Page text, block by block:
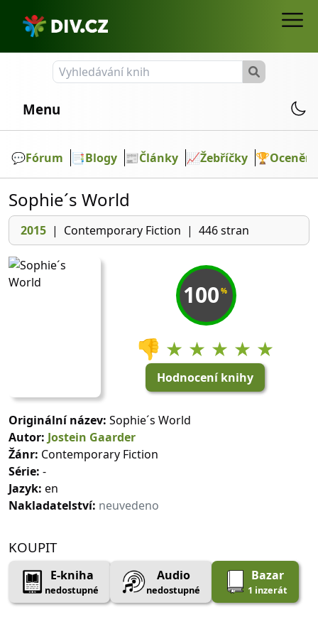
Menu
💬️Fórum 📑Blogy 📰Články 📈Žebříčky 🏆Ocenění
Sophie´s World
2015 | Contemporary Fiction | 446 stran
100 %
👎 ★ ★ ★ ★ ★
Hodnocení knihy
Originální název: Sophie´s World
Autor: Jostein Gaarder
Žánr: Contemporary Fiction
Série: -
Jazyk: en
Nakladatelství: neuvedeno
KOUPIT
E-kniha
nedostupné
Audio
nedostupné
Bazar
1 inzerát